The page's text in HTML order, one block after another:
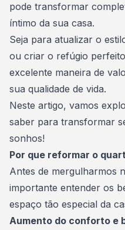
pode transformar
íntimo da sua casa.
Seja para atualizar o
ou criar o refúgio
excelente maneira de
sua qualidade de vida.
Neste artigo, vamos
saber para transformar
sonhos!
Por que reformar o
Antes de mergulharmos
importante entender os
espaço tão especial da
Aumento do conforto e